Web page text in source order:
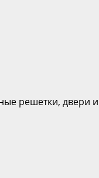
решетки, двери и